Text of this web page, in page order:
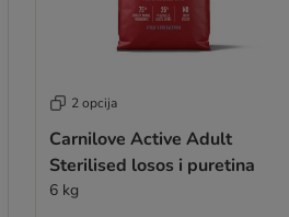
2 opcija
Carnilove Active Adult
Sterilised losos i puretina
6 kg